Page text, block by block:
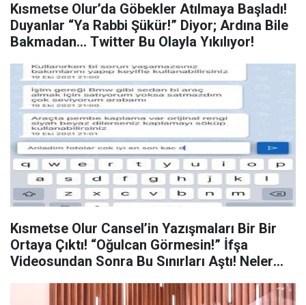
Kısmetse Olur’da Göbekler Atılmaya Başladı!
Duyanlar “Ya Rabbi Şükür!” Diyor; Ardına Bile
Bakmadan… Twitter Bu Olayla Yıkılıyor!
Kısmetse Olur Cansel’in Yazışmaları Bir Bir
Ortaya Çıktı! “Oğulcan Görmesin!” İfşa
Videosundan Sonra Bu Sınırları Aştı! Neler